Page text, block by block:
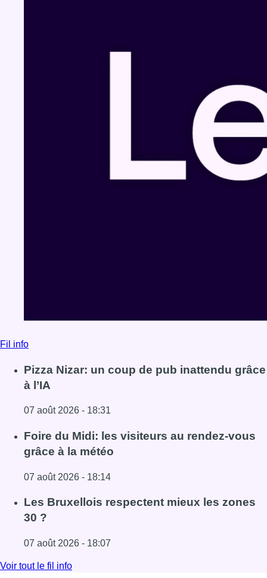
Fil info
Pizza Nizar: un coup de pub inattendu grâce
à l’IA
07 août 2026 - 18:31
Lire l'article Pizza Nizar: un coup de pub inattendu grâce
Foire du Midi: les visiteurs au rendez-vous
grâce à la météo
07 août 2026 - 18:14
Lire l'article Foire du Midi: les visiteurs au rendez-vous
Les Bruxellois respectent mieux les zones
30 ?
07 août 2026 - 18:07
Lire l'article Les Bruxellois respectent mieux les zones 30
Voir tout le fil info